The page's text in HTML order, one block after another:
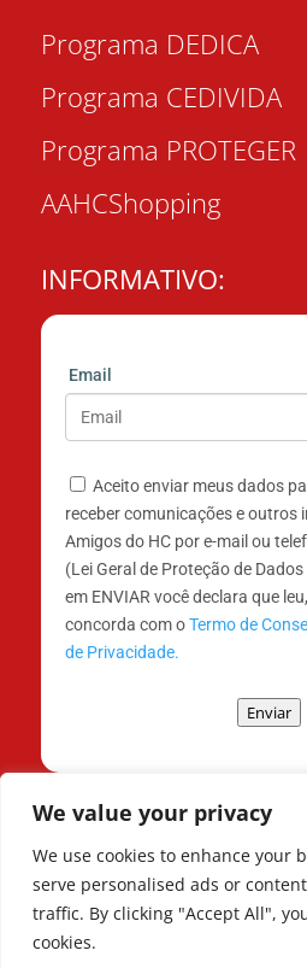
We value your privacy
We use cookies to enhance your
serve personalised ads or
traffic. By clicking "Accept All",
cookies.
Programa DEDICA
Programa CEDIVIDA
Programa PROTEGER
AAHCShopping
INFORMATIVO:
Email
Aceito enviar meus dados
receber comunicações e outros
Amigos do HC por e-mail ou
(Lei Geral de Proteção de
em ENVIAR você declara que
concorda com oTermo de
de Privacidade.
Enviar